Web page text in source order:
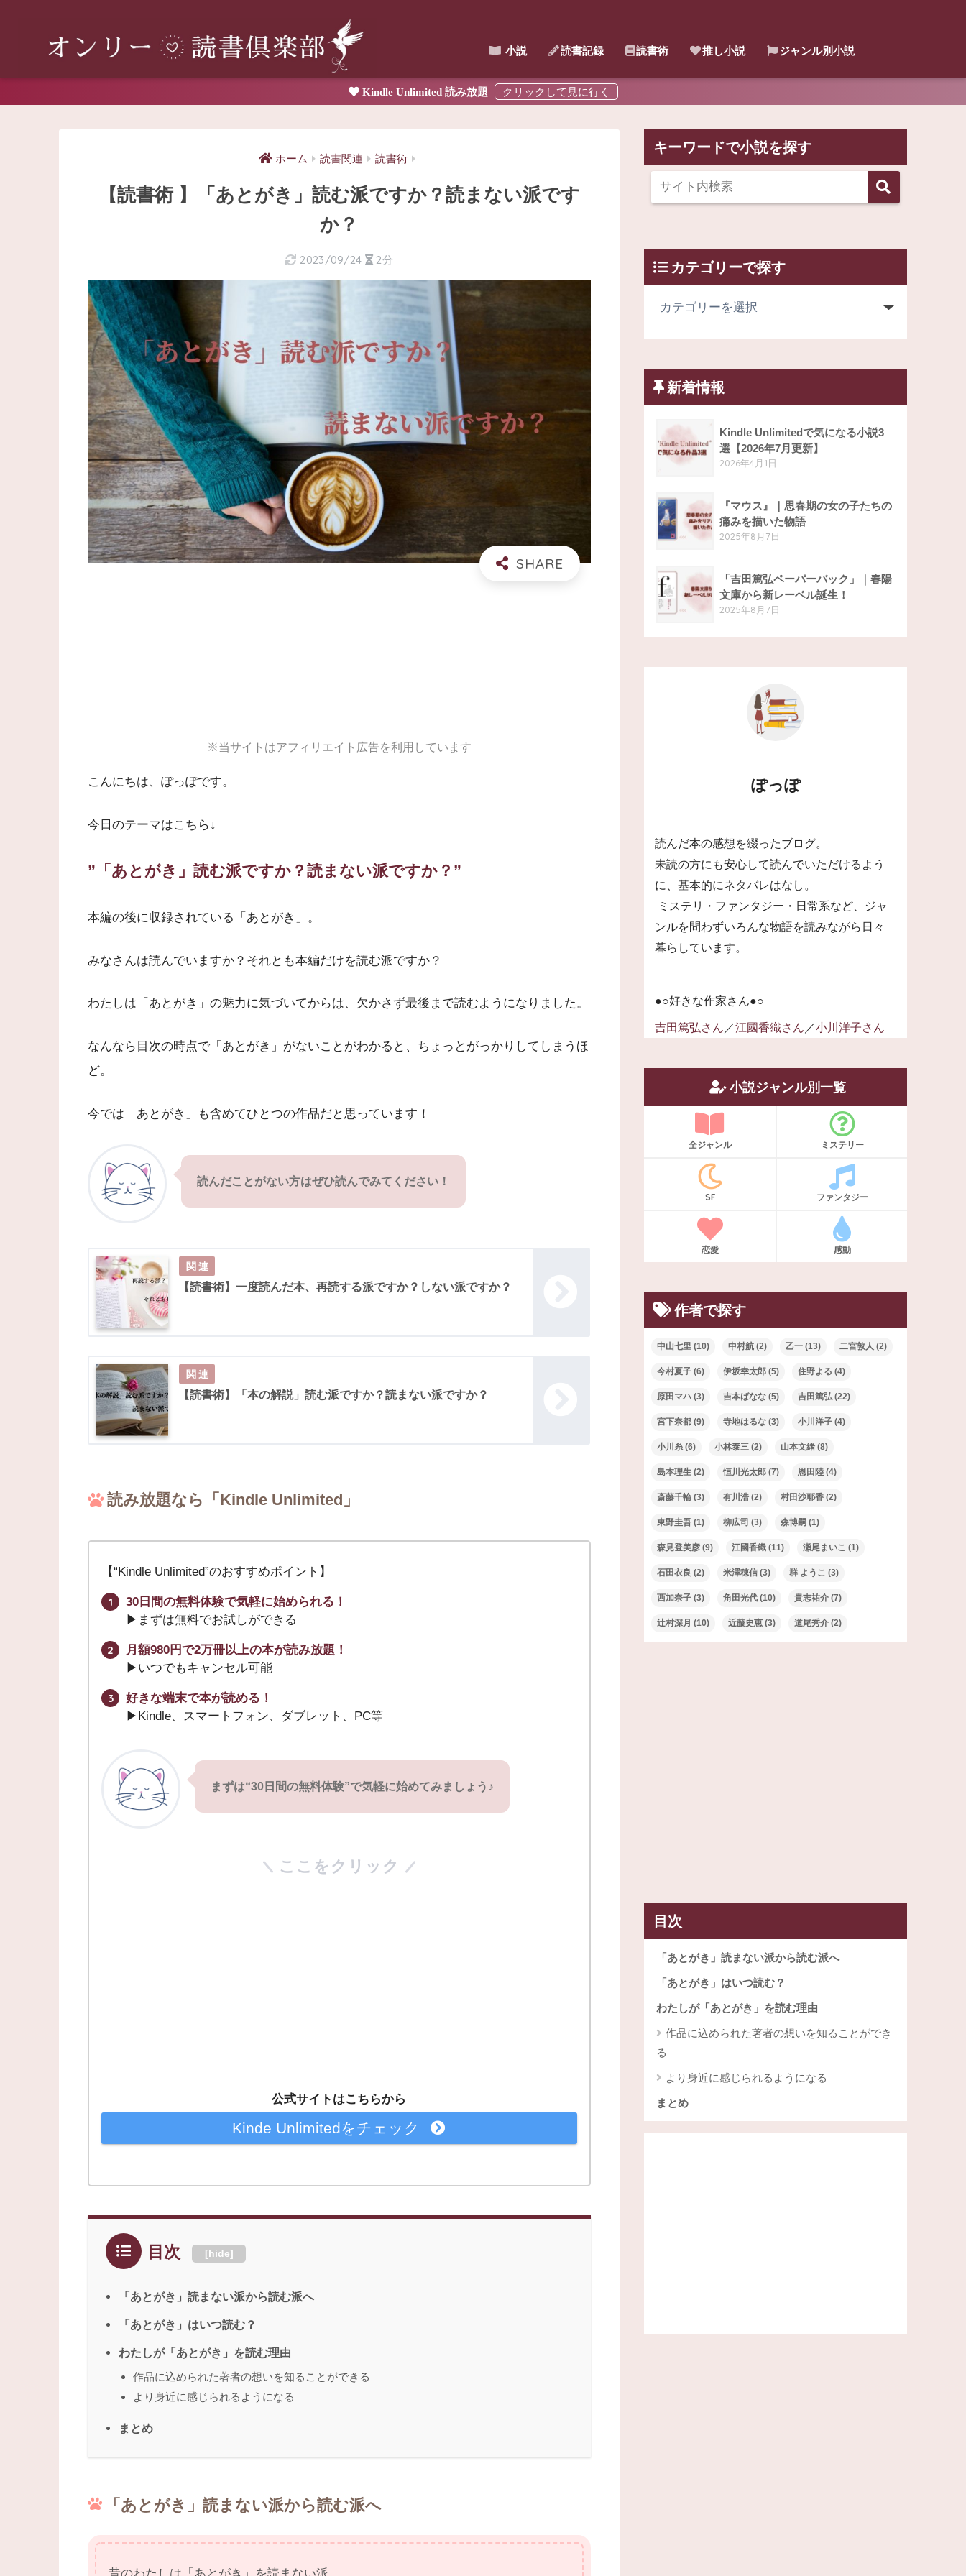
小説 読書記録 読書術 推し小説 ジャンル別小説
Kindle Unlimited 読み放題
ホーム 読書関連 読書術
【読書術 】「あとがき」読む派ですか？読まない派です
か？
2023/09/24 2分
※当サイトはアフィリエイト広告を利用しています
こんにちは、ぽっぽです。
今日のテーマはこちら↓
”「あとがき」読む派ですか？読まない派ですか？”
本編の後に収録されている「あとがき」。
みなさんは読んでいますか？それとも本編だけを読む派ですか？
わたしは「あとがき」の魅力に気づいてからは、欠かさず最後まで読むようになりました。
なんなら目次の時点で「あとがき」がないことがわかると、ちょっとがっかりしてしまうほ
ど。
今では「あとがき」も含めてひとつの作品だと思っています！
読んだことがない方はぜひ読んでみてください！
【読書術】一度読んだ本、再読する派ですか？しない派ですか？
【読書術】「本の解説」読む派ですか？読まない派ですか？
読み放題なら「Kindle Unlimited」
【“Kindle Unlimited”のおすすめポイント】
30日間の無料体験で気軽に始められる！
▶︎まずは無料でお試しができる
月額980円で2万冊以上の本が読み放題！
▶︎いつでもキャンセル可能
好きな端末で本が読める！
▶︎Kindle、スマートフォン、ダブレット、PC等
まずは“30日間の無料体験”で気軽に始めてみましょう♪
ここをクリック
公式サイトはこちらから
Kinde Unlimitedをチェック
目次 [hide]
「あとがき」読まない派から読む派へ
「あとがき」はいつ読む？
わたしが「あとがき」を読む理由
作品に込められた著者の想いを知ることができる
より身近に感じられるようになる
まとめ
「あとがき」読まない派から読む派へ
昔のわたしは「あとがき」を読まない派。
キーワードで小説を探す
カテゴリーで探す
新着情報
Kindle Unlimitedで気になる小説3
選【2026年7月更新】
2026年4月1日
『マウス』｜思春期の女の子たちの
痛みを描いた物語
2025年8月7日
「吉田篤弘ペーパーバック」｜春陽
文庫から新レーベル誕生！
2025年8月7日
ぽっぽ
読んだ本の感想を綴ったブログ。
未読の方にも安心して読んでいただけるよう
に、基本的にネタバレはなし。
ミステリ・ファンタジー・日常系など、ジャ
ンルを問わずいろんな物語を読みながら日々
暮らしています。
●○好きな作家さん●○
吉田篤弘さん ／江國香織さん ／小川洋子さん
小説ジャンル別一覧
全ジャンル ミステリー
SF ファンタジー
恋愛 感動
作者で探す
中山七里 (10) 中村航 (2) 乙一 (13) 二宮敦人 (2)
今村夏子 (6) 伊坂幸太郎 (5) 住野よる (4)
原田マハ (3) 吉本ばなな (5) 吉田篤弘 (22)
宮下奈都 (9) 寺地はるな (3) 小川洋子 (4)
小川糸 (6) 小林泰三 (2) 山本文緒 (8)
島本理生 (2) 恒川光太郎 (7) 恩田陸 (4)
斎藤千輪 (3) 有川浩 (2) 村田沙耶香 (2)
東野圭吾 (1) 柳広司 (3) 森博嗣 (1)
森見登美彦 (9) 江國香織 (11) 瀬尾まいこ (1)
石田衣良 (2) 米澤穂信 (3) 群 ようこ (3)
西加奈子 (3) 角田光代 (10) 貴志祐介 (7)
辻村深月 (10) 近藤史恵 (3) 道尾秀介 (2)
目次
「あとがき」読まない派から読む派へ
「あとがき」はいつ読む？
わたしが「あとがき」を読む理由
作品に込められた著者の想いを知ることができ
る
より身近に感じられるようになる
まとめ